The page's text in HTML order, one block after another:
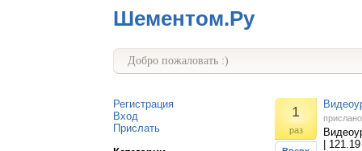
Шементом.Ру
Добро пожаловать :)
Регистрация
Вход
Прислать
1
раз
|